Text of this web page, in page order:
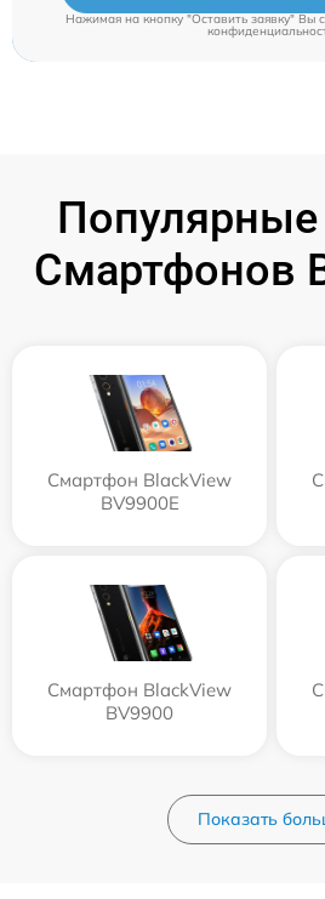
Нажимая на кнопку "Оставить заявку" Вы
Смартфонов
Смартфон BlackView
BV9900E
Смартфон BlackView
BV9900
Показать